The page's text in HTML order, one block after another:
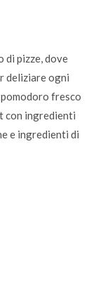
pizze, dove
deliziare ogni
fresco
con ingredienti
e ingredienti di